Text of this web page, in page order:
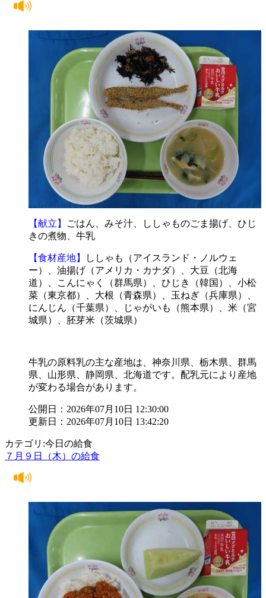
【献立】
ごはん、みそ汁、ししゃものごま揚げ、ひじ
きの煮物、牛乳
【食材産地】
ししゃも（アイスランド・ノルウェ
ー）、油揚げ（アメリカ・カナダ）、大豆（北海
道）、こんにゃく（群馬県）、ひじき（韓国）、小松
菜（東京都）、大根（青森県）、玉ねぎ（兵庫県）、
にんじん（千葉県）、じゃがいも（熊本県）、米（宮
城県）、胚芽米（茨城県）
牛乳の原料乳の主な産地は、神奈川県、栃木県、群馬
県、山形県、静岡県、北海道です。配乳元により産地
が変わる場合があります。
公開日：2026年07月10日 12:30:00
更新日：2026年07月10日 13:42:20
カテゴリ:今日の給食
７月９日（木）の給食